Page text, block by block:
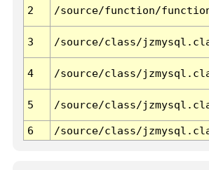
2 /source/function/
3 /source/class/
4 /source/class/
5 /source/class/
6 /source/class/